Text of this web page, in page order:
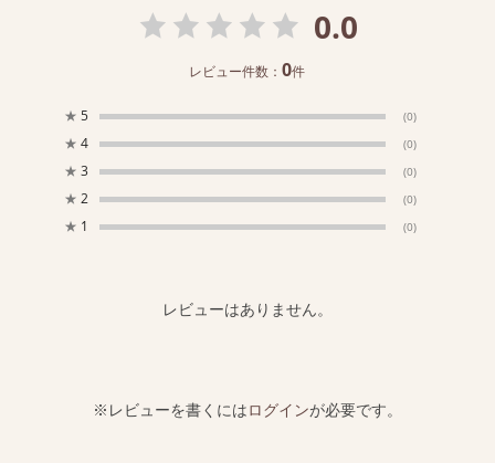
0.0
レビュー件数：0件
★ 5 (0)
★ 4 (0)
★ 3 (0)
★ 2 (0)
★ 1 (0)
レビューはありません。
※レビューを書くにはログインが必要です。